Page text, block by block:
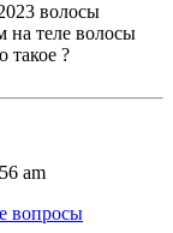
волосы
на теле волосы
такое ?
am
вопросы